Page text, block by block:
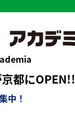
都にOPEN!!
中！